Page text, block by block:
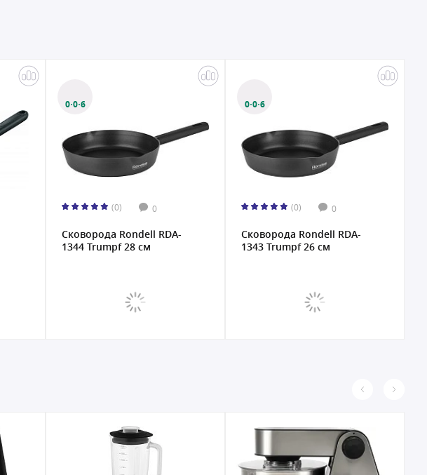
0·0·6
(0) 0
Сковорода Rondell RDA-
1344 Trumpf 28 см
0·0·6
(0) 0
Сковорода Rondell RDA-
1343 Trumpf 26 см